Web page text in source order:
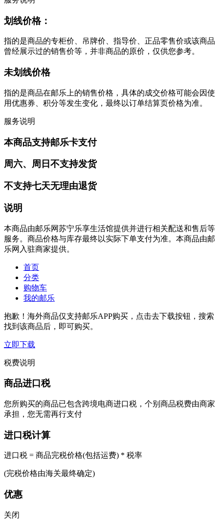
划线价格：
指的是商品的专柜价、吊牌价、指导价、正品零售价或该商品
曾经展示过的销售价等，并非商品的原价，仅供您参考。
未划线价格
指的是商品在邮乐上的销售价格，具体的成交价格可能会因使
用优惠券、积分等发生变化，最终以订单结算页价格为准。
服务说明
本商品支持邮乐卡支付
周六、周日不支持发货
不支持七天无理由退货
说明
本商品由邮乐网苏宁乐享生活馆提供并进行相关配送和售后等
服务。商品价格与库存最终以实际下单支付为准。本商品由邮
乐网入驻商家提供。
首页
分类
购物车
我的邮乐
抱歉！海外商品仅支持邮乐APP购买，点击去下载按钮，搜索
找到该商品后，即可购买。
立即下载
税费说明
商品进口税
您所购买的商品已包含跨境电商进口税，个别商品税费由商家
承担，您无需再行支付
进口税计算
进口税 = 商品完税价格(包括运费) * 税率
(完税价格由海关最终确定)
优惠
关闭